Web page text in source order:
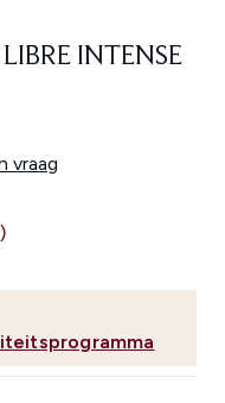
INTENSE
vraag
PRICE: